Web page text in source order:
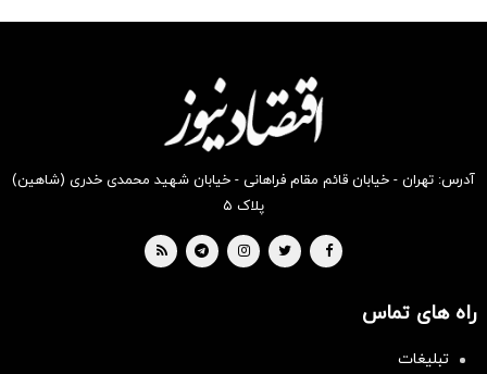
آدرس: تهران - خیابان قائم مقام فراهانی - خیابان شهید محمدی خدری (شاهین)
پلاک ۵
راه های تماس
تبلیغات